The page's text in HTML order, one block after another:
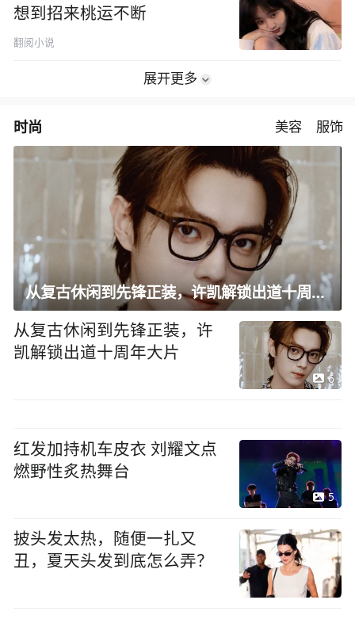
想到招来桃运不断
翻阅小说
展开更多
时尚 美容 服饰
从复古休闲到先锋正装，许凯解锁出道十周年大片
从复古休闲到先锋正装，许
凯解锁出道十周年大片
6
红发加持机车皮衣 刘耀文点
燃野性炙热舞台
5
披头发太热，随便一扎又
丑，夏天头发到底怎么弄？